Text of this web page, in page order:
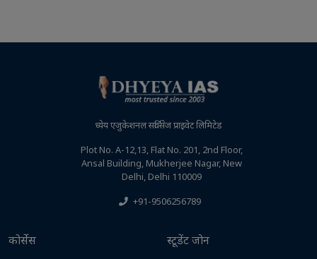
ध्येय एजुकेशनल सर्विसेज प्राइवेट लिमिटेड
Plot No. A-12,13, Flat No. 201, 2nd Floor,
Ansal Building, Mukherjee Nagar, New
Delhi, Delhi 110009
+91-9506256789
कोर्सेस स्टूडेंट जोन